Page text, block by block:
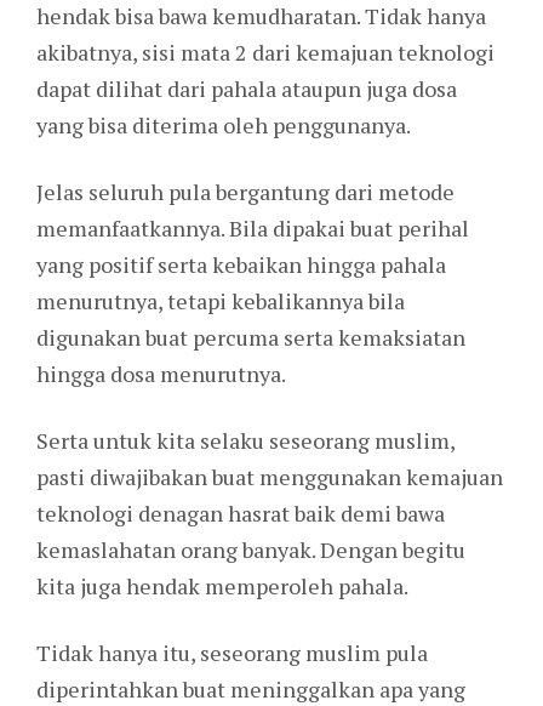
hendak bisa bawa kemudharatan. Tidak hanya
akibatnya, sisi mata 2 dari kemajuan teknologi
dapat dilihat dari pahala ataupun juga dosa
yang bisa diterima oleh penggunanya.
Jelas seluruh pula bergantung dari metode
memanfaatkannya. Bila dipakai buat perihal
yang positif serta kebaikan hingga pahala
menurutnya, tetapi kebalikannya bila
digunakan buat percuma serta kemaksiatan
hingga dosa menurutnya.
Serta untuk kita selaku seseorang muslim,
pasti diwajibakan buat menggunakan kemajuan
teknologi denagan hasrat baik demi bawa
kemaslahatan orang banyak. Dengan begitu
kita juga hendak memperoleh pahala.
Tidak hanya itu, seseorang muslim pula
diperintahkan buat meninggalkan apa yang